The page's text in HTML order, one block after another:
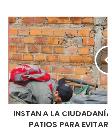
INSTAN A LA
PATIOS PARA